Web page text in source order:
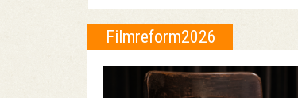
Filmreform2026